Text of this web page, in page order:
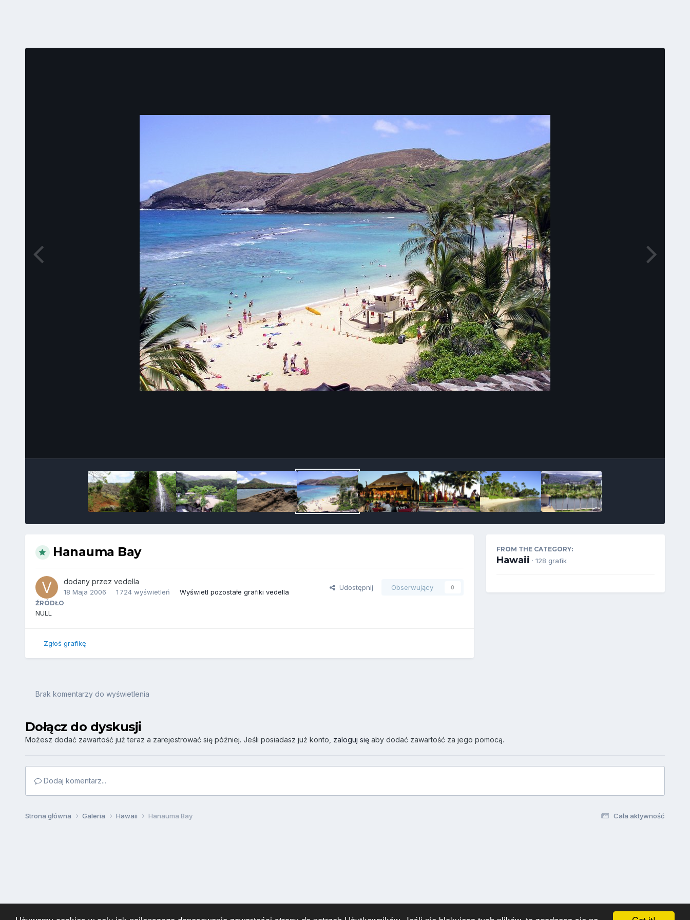
Hanauma Bay
dodany przez vedella
18 Maja 2006 1 724 wyświetleń Wyświetl pozostałe grafiki vedella
Udostępnij Obserwujący 0
ŹRÓDŁO
NULL
Zgłoś grafikę
FROM THE CATEGORY:
Hawaii · 128 grafik
Brak komentarzy do wyświetlenia
Dołącz do dyskusji
Możesz dodać zawartość już teraz a zarejestrować się później. Jeśli posiadasz już konto, zaloguj sięaby dodać zawartość za jego pomocą.
Dodaj komentarz...
Cała aktywność
Strona główna Galeria Hawaii Hanauma Bay